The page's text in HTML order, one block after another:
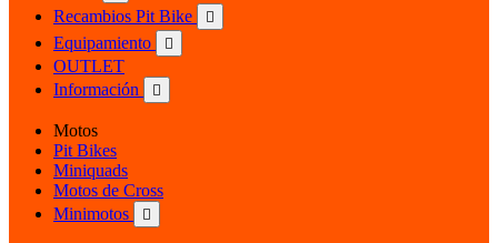
Recambios Pit Bike 
Equipamiento 
OUTLET
Información

Motos
Pit Bikes
Miniquads
Motos de Cross
Minimotos
